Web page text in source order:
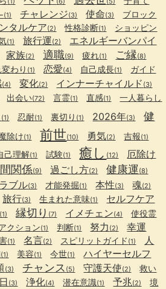
(1) チャレンジ(3) 使命(3) ブロック
タルケア(2) 性格診断(1)
ショッピン
(1) 旅行運(2)
エネルギーバンパイ
家族(2) 適職(9) 疲れ(1) ご縁(8)
わり (1) 恋愛(4) 自己成長(1) ガイド
(4) 変化(2) インナーチャイルド (3)
出会い(72) 言霊(1) 直感(1) 一人暮らし
(1) 忍耐(1) 裏切り (1) 2026年(3)
健
除け(1) 前世(10) 勇気(2) 吉報(1)
己理解(1) 試験(1) 癒し (12) 厄除け
関係(9) 過ごし方(2) 健康運(8)
ブル(3) 才能発掘(1) 本性(3) 魂(2)
旅行(3) 生まれた意味(1) セルフケア
(1) 縁切り (7) イメチェン(4) 使役霊
クション(1) 判断(1) 努力 (2) 幸運
(1) 名言(2) スピリットガイド (1)
人
(1) 美容(1) 今世(1) ハイヤーセルフ
(3) チャンス (5) 守護天使(2) 救い
(3) 浄化(4) 潜在意識(1) 予兆(2)
境